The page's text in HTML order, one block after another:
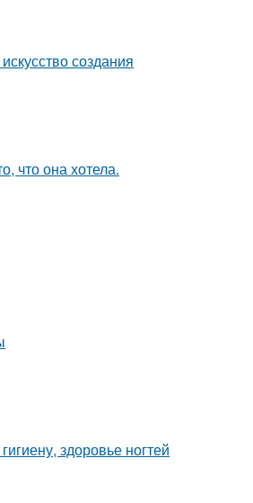
создания
что она хотела.
здоровье ногтей